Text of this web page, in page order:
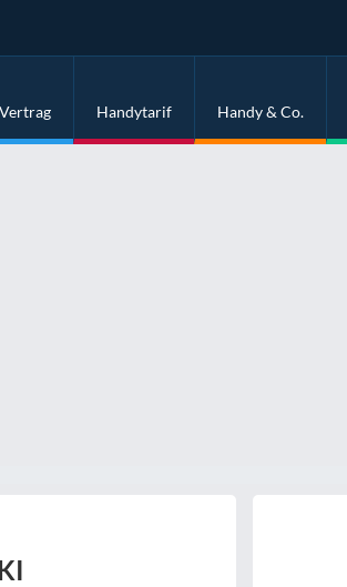
Handytarif Handy & Co.